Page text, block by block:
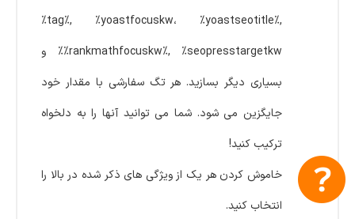
%tag%, %yoastfocuskw، %yoastseotitle%,
%rankmathfocuskw%, %seopresstargetkw% و
بسیاری دیگر بسازید. هر تگ سفارشی با مقدار خود
جایگزین می شود. شما می توانید آنها را به دلخواه
ترکیب کنید!
خاموش کردن هر یک از ویژگی های ذکر شده در بالا را
انتخاب کنید.